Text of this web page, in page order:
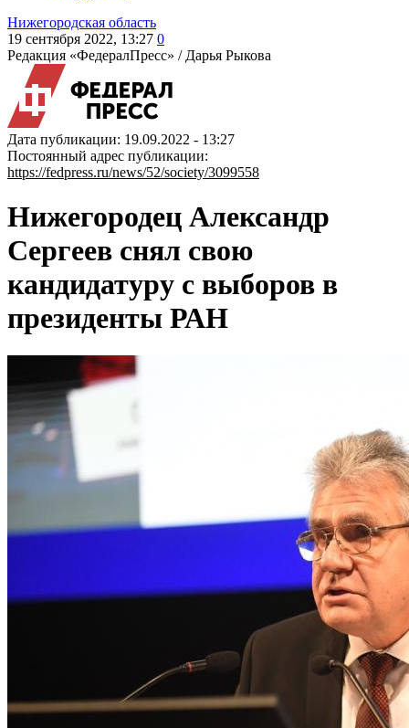
Нижегородская область
19 сентября 2022, 13:27 0
Редакция «ФедералПресс» / Дарья Рыкова
Дата публикации: 19.09.2022 - 13:27
Постоянный адрес публикации:
https://fedpress.ru/news/52/society/3099558
Нижегородец Александр
Сергеев снял свою
кандидатуру с выборов в
президенты РАН